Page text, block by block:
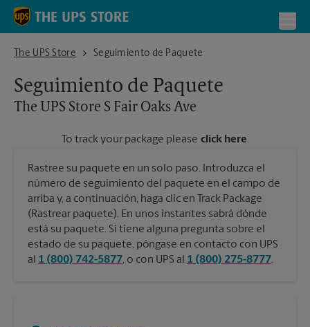
Skip to content
Return to Nav
The UPS Store
The UPS Store S Fair Oaks AveSeguimiento de Paquete
Seguimiento de Paquete
The UPS Store S Fair Oaks Ave
To track your package please click here.
Rastree su paquete en un solo paso. Introduzca el
número de seguimiento del paquete en el campo de
arriba y, a continuación, haga clic en Track Package
(Rastrear paquete). En unos instantes sabrá dónde
está su paquete. Si tiene alguna pregunta sobre el
estado de su paquete, póngase en contacto con UPS
al 1 (800) 742-5877, o con UPS al 1 (800) 275-8777.